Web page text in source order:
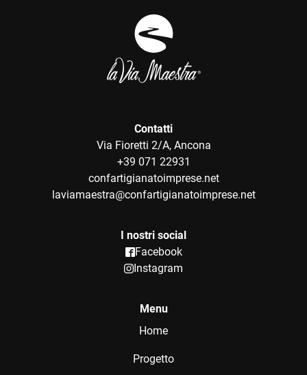
Contatti
Via Fioretti 2/A, Ancona
+39 071 22931
confartigianatoimprese.net
laviamaestra@confartigianatoimprese.net
I nostri social
Facebook
Instagram
Menu
Home
Progetto